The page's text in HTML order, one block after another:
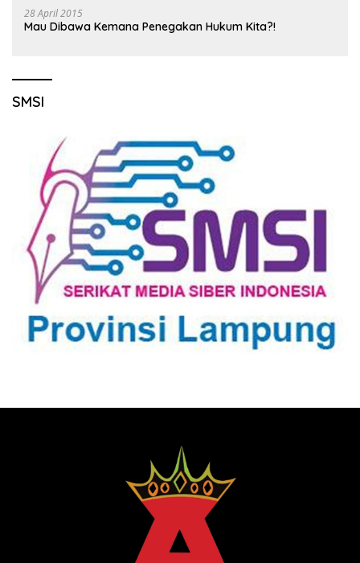
28 April 2015
Mau Dibawa Kemana Penegakan Hukum Kita?!
SMSI